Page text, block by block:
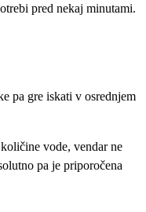
pred nekaj minutami.
pa gre iskati v osrednjem
vode, vendar ne
pa je priporočena